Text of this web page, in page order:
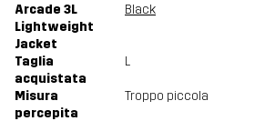
Arcade 3L
Lightweight
Jacket
Black
Taglia
acquistata
L
Misura
percepita
Troppo piccola